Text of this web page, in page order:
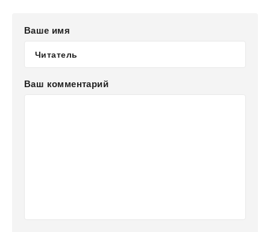
Ваше имя
Ваш комментарий